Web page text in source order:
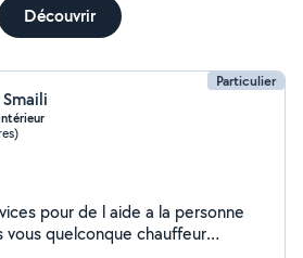
Découvrir
Particulier
pour de l aide a la personne
vous quelconque chauffeur